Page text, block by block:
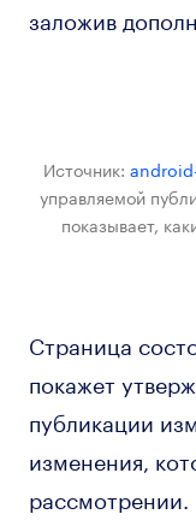
заложив
Источник:
управляемой
показывает,
Страница
покажет
публикации
изменения,
рассмотрении.